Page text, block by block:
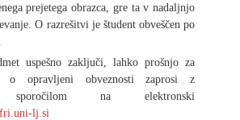
prejetega obrazca, gre ta v nadaljnjo
O razrešitvi je študent obveščen po
uspešno zaključi, lahko prošnjo za
o opravljeni obveznosti zaprosi z
sporočilom na elektronski
lj.si